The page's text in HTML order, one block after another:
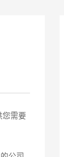
您需要